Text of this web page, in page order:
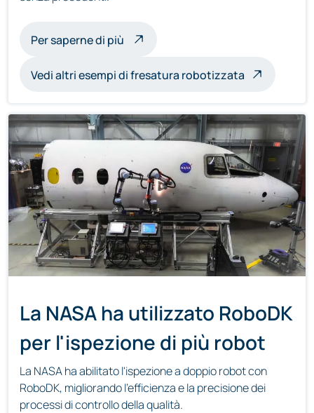
Per saperne di più sulle sculture a fresatura robotica
Vedi altri esempi di fresatura robotizzata
La NASA ha utilizzato RoboDK
per l'ispezione di più robot
La NASA ha abilitato l'ispezione a doppio robot con
RoboDK, migliorando l'efficienza e la precisione dei
processi di controllo della qualità.